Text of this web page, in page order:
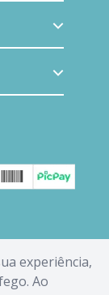
experiência,
Ao